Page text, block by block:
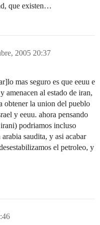
que existen…
2005 20:37
mas seguro es que eeuu e
amenacen al estado de iran,
obtener la union del pueblo
y eeuu. ahora pensando
podriamos incluso
saudita, y asi acabar
el petroleo, y